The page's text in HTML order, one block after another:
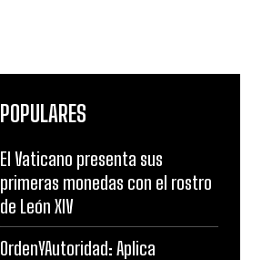
POPULARES
El Vaticano presenta sus
primeras monedas con el rostro
de León XIV
OrdenYAutoridad: Aplica